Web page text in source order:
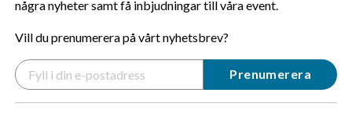
några nyheter samt få inbjudningar till våra event.
Vill du prenumerera på vårt nyhetsbrev?